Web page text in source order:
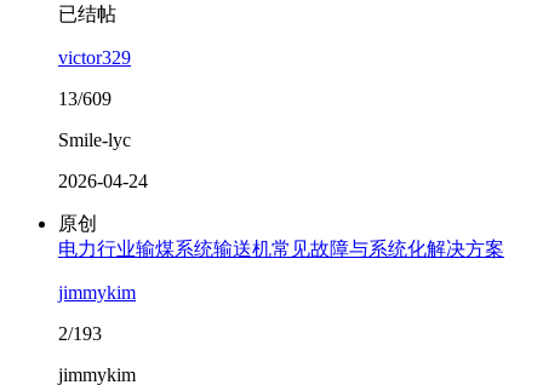
已结帖
victor329
13/609
Smile-lyc
2026-04-24
原创
电力行业输煤系统输送机常见故障与系统化解决方案
jimmykim
2/193
jimmykim